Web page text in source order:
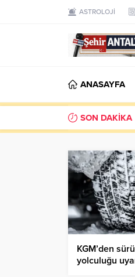
ASTROLOJİ
ANASAYFA
SON DAKİKA
KGM’den
yolculuğu